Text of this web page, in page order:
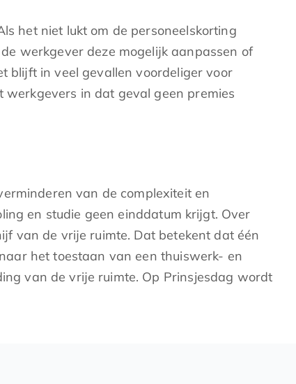
het niet lukt om de personeelskorting
werkgever deze mogelijk aanpassen of
blijft in veel gevallen voordeliger voor
in dat geval geen premies
van de complexiteit en
en studie geen einddatum krijgt. Over
van de vrije ruimte. Dat betekent dat één
het toestaan van een thuiswerk- en
van de vrije ruimte. Op Prinsjesdag wordt